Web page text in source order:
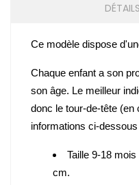
Ce modèle dispose
Chaque enfant a son
son âge. Le meilleur
donc le tour-de-tête
informations ci-dessous
Taille 9-18 mois
cm.